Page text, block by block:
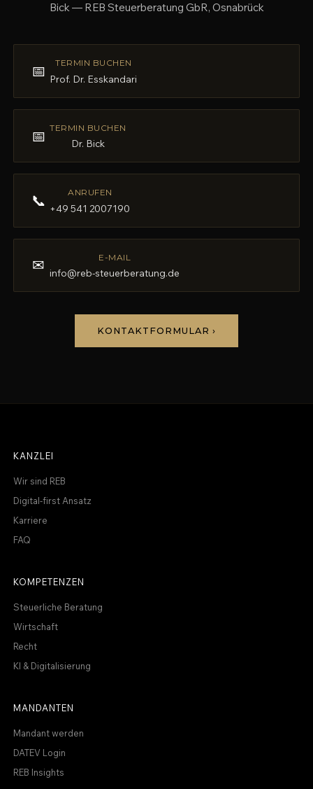
Bick — REB Steuerberatung GbR, Osnabrück
📅 TERMIN BUCHEN
Prof. Dr. Esskandari
📅 TERMIN BUCHEN
Dr. Bick
📞 ANRUFEN
+49 541 2007190
✉ E-MAIL
info@reb-steuerberatung.de
KONTAKTFORMULAR ›
KANZLEI
Wir sind REB
Digital-first Ansatz
Karriere
FAQ
KOMPETENZEN
Steuerliche Beratung
Wirtschaft
Recht
KI & Digitalisierung
MANDANTEN
Mandant werden
DATEV Login
REB Insights